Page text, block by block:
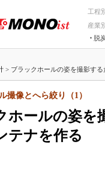
工程
産業
脱
つながる工場
つながるサービス
AI×設備保
> ブラックホールの姿を撮影する
ホールの姿を
テナを作る
撮像とへら絞り（1）